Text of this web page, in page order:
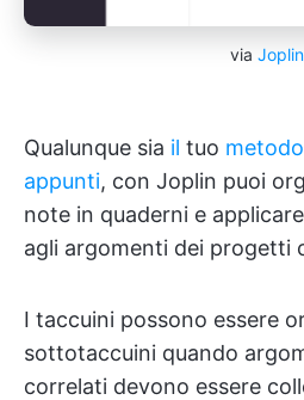
via Joplin
Qualunque sia il tuo
appunti, con Joplin puoi
note in quaderni e
agli argomenti dei progetti
I taccuini possono essere
sottotaccuini quando
correlati devono essere